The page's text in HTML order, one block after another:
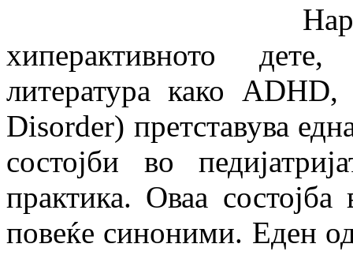
Нарушување
хиперактивното
литература како
Disorder) претставува
состојби во
практика. Оваа
повеќе синоними. Еден